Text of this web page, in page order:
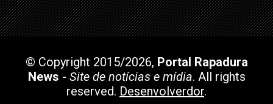
© Copyright 2015/2026, Portal Rapadura
News - Site de notícias e mídia. All rights
reserved. Desenvolverdor.